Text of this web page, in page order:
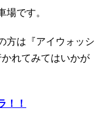
場です。
方は『アイウォッシ
れてみてはいかが
！！